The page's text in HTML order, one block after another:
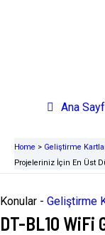
Ana
Home > Geliştirme
Projeleriniz İçin En Üst
Konular - Geliştirme
DT-BL10 WiFi